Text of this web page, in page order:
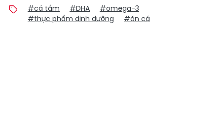
#cá tầm #DHA
#omega-3
#thực phẩm dinh dưỡng
#ăn cá